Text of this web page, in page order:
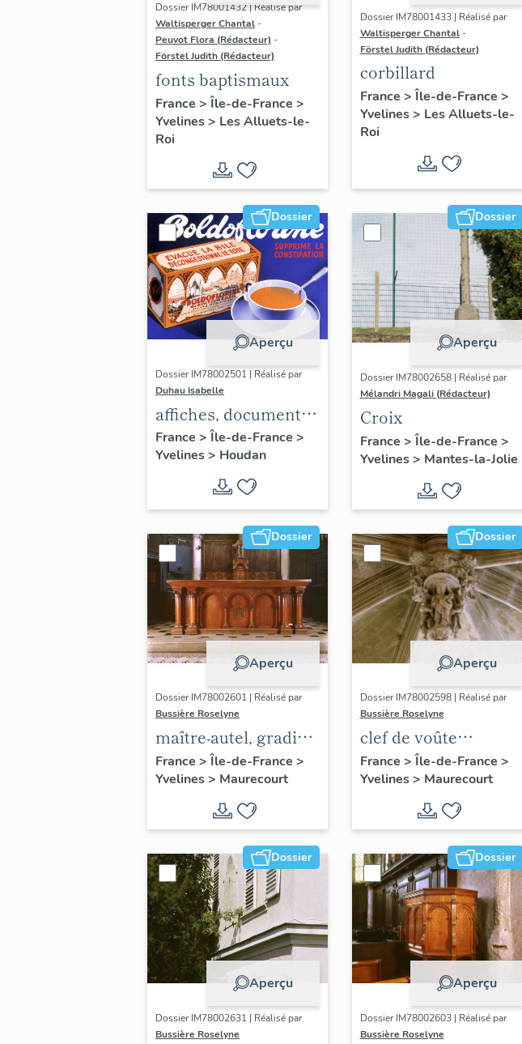
Dossier IM78001432 | Réalisé par
Waltisperger Chantal -
Peuvot Flora (Rédacteur) -
Förstel Judith (Rédacteur)
fonts baptismaux
France > Île-de-France >
Yvelines> Les Alluets-le-
Roi
Dossier IM78001433 | Réalisé par
Waltisperger Chantal -
Förstel Judith (Rédacteur)
corbillard
France > Île-de-France >
Yvelines> Les Alluets-le-
Roi
Dossier
Aperçu
Dossier IM78002501 | Réalisé par
Duhau Isabelle
affiches, documents
publicitaires divers
et emballages pour
les tisanes
Boldoflorine,
Calmiflorine et
Saliflorine
France > Île-de-France >
Yvelines> Houdan
Dossier
Aperçu
Dossier IM78002658 | Réalisé par
Mélandri Magali (Rédacteur)
Croix
France > Île-de-France >
Yvelines> Mantes-la-Jolie
Dossier
Aperçu
Dossier IM78002601 | Réalisé par
Bussière Roselyne
maître-autel, gradin
d'autel, tabernacle
France > Île-de-France >
Yvelines> Maurecourt
Dossier
Aperçu
Dossier IM78002598 | Réalisé par
Bussière Roselyne
clef de voûte
pendante : Vierge à
l'Enfant
France > Île-de-France >
Yvelines> Maurecourt
Dossier
Aperçu
Dossier IM78002631 | Réalisé par
Bussière Roselyne
Dossier
Aperçu
Dossier IM78002603 | Réalisé par
Bussière Roselyne